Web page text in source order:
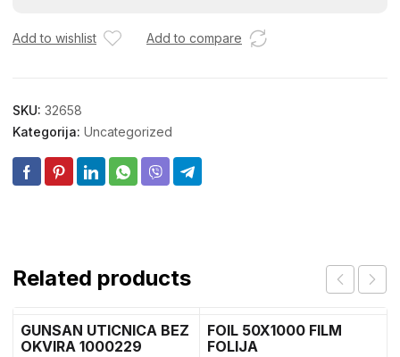
Add to wishlist Add to compare
SKU: 32658
Kategorija: Uncategorized
Related products
GUNSAN UTICNICA BEZ
OKVIRA 1000229
FOIL 50X1000 FILM
FOLIJA